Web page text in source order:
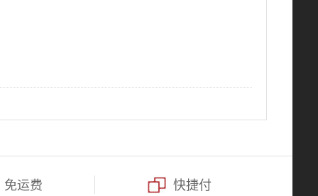
免运费 快捷付